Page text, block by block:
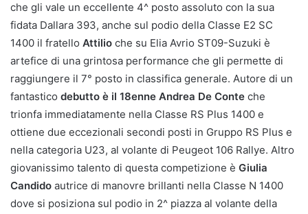
che gli vale un eccellente 4^ posto assoluto con la sua
fidata Dallara 393, anche sul podio della Classe E2 SC
1400 il fratello Attilio che su Elia Avrio ST09-Suzuki è
artefice di una grintosa performance che gli permette di
raggiungere il 7° posto in classifica generale. Autore di un
fantastico debutto è il 18enne Andrea De Conte che
trionfa immediatamente nella Classe RS Plus 1400 e
ottiene due eccezionali secondi posti in Gruppo RS Plus e
nella categoria U23, al volante di Peugeot 106 Rallye. Altro
giovanissimo talento di questa competizione è Giulia
Candido autrice di manovre brillanti nella Classe N 1400
dove si posiziona sul podio in 2^ piazza al volante della